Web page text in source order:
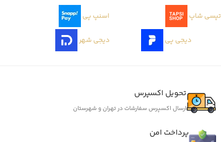
تپسی شاپ اسنپ پی
دیجی پی دیجی شهر
تحویل اکسپرس
ارسال اکسپرس سفارشات در تهران و شهرستان
پرداخت امن